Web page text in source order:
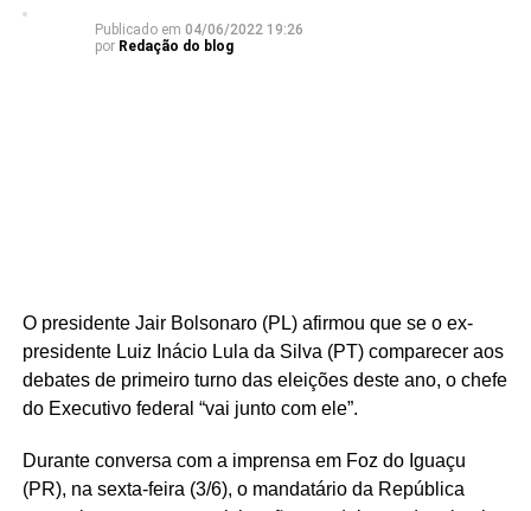
Publicado em 04/06/2022 19:26
por Redação do blog
O presidente Jair Bolsonaro (PL) afirmou que se o ex-
presidente Luiz Inácio Lula da Silva (PT) comparecer aos
debates de primeiro turno das eleições deste ano, o chefe
do Executivo federal “vai junto com ele”.
Durante conversa com a imprensa em Foz do Iguaçu
(PR), na sexta-feira (3/6), o mandatário da República